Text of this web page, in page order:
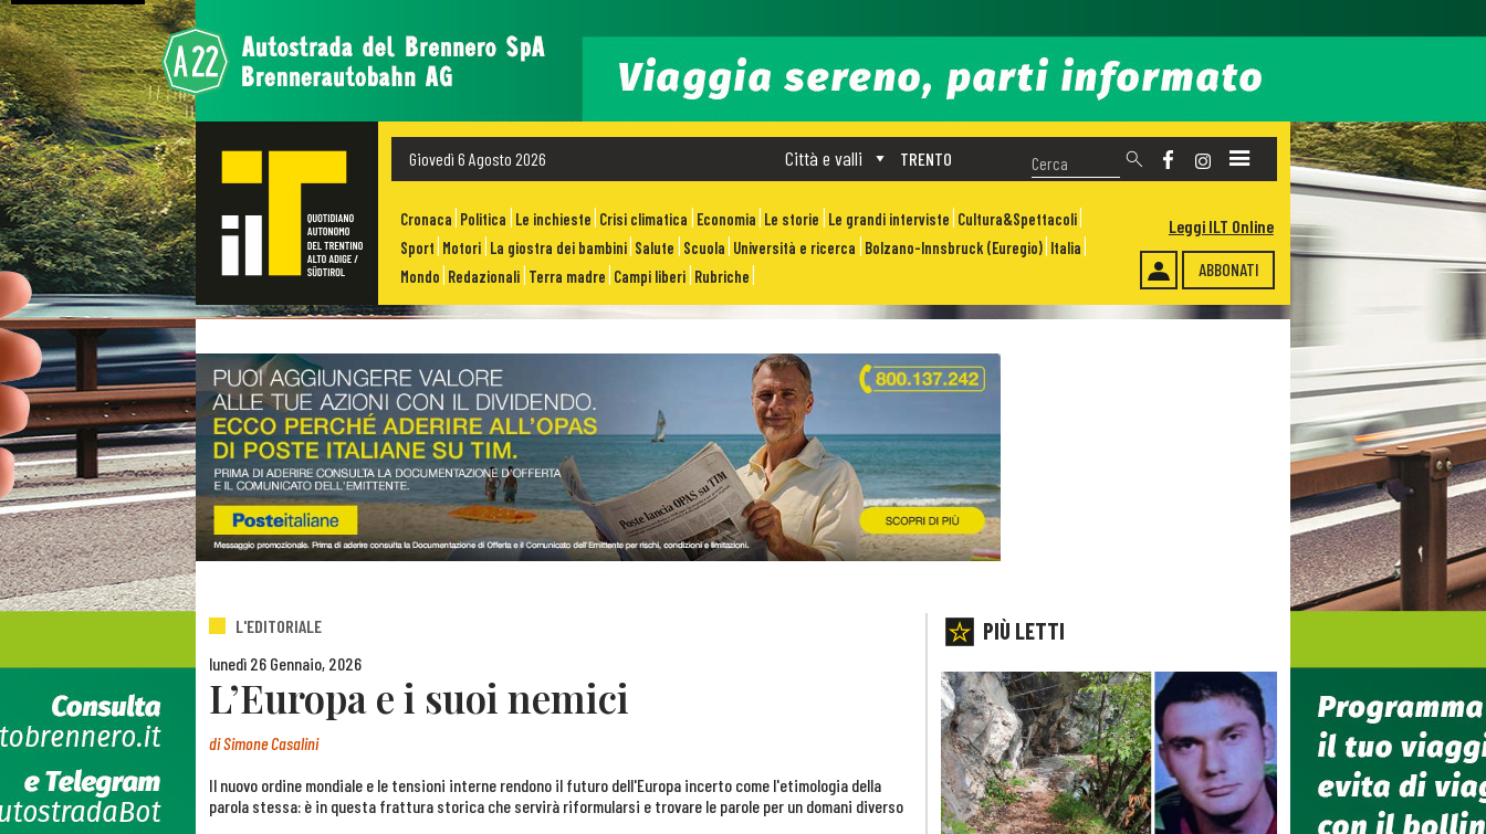
Giovedì 6 Agosto 2026 TRENTO
Città e valli
Cronaca Politica Le inchieste Crisi climatica Economia Le storie Le grandi interviste Cultura&Spettacoli
Sport Motori La giostra dei bambini Salute Scuola Università e ricerca Bolzano-Innsbruck (Euregio) Italia
Mondo Redazionali Terra madre Campi liberi Rubriche ABBONATI
Leggi ILT Online
L'EDITORIALE
lunedì 26 Gennaio, 2026
L’Europa e i suoi nemici
diSimone Casalini
Il nuovo ordine mondiale e le tensioni interne rendono il futuro dell'Europa incerto come l'etimologia della
parola stessa: è in questa frattura storica che servirà riformularsi e trovare le parole per un domani diverso
PIÙ LETTI